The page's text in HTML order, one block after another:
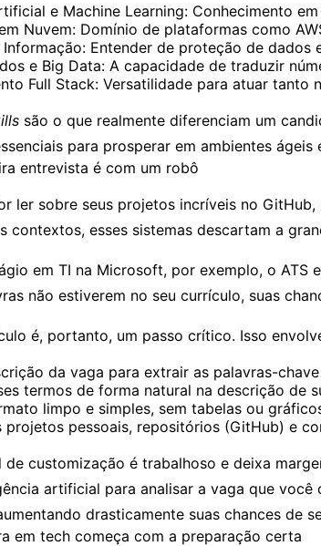
e Machine Learning: Conhecimento
Nuvem: Domínio de plataformas como
Informação: Entender de proteção de dados
e Big Data: A capacidade de traduzir
Full Stack: Versatilidade para atuar tanto
são o que realmente diferenciam um
para prosperar em ambientes ágeis
entrevista é com um robô
ler sobre seus projetos incríveis no
contextos, esses sistemas descartam a
em TI na Microsoft, por exemplo, o
não estiverem no seu currículo, suas
é, portanto, um passo crítico. Isso
da vaga para extrair as palavras-
termos de forma natural na descrição de
limpo e simples, sem tabelas ou
projetos pessoais, repositórios (GitHub) e
de customização é trabalhoso e deixa
artificial para analisar a vaga que
drasticamente suas chances de
em tech começa com a preparação certa